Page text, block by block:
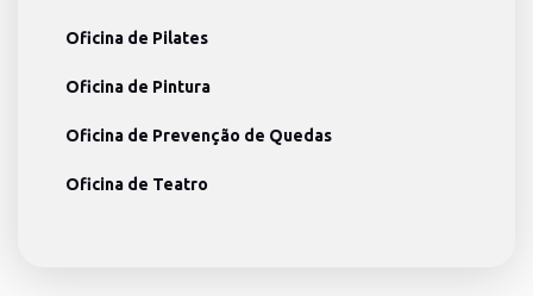
Oficina de Pilates
Oficina de Pintura
Oficina de Prevenção de Quedas
Oficina de Teatro